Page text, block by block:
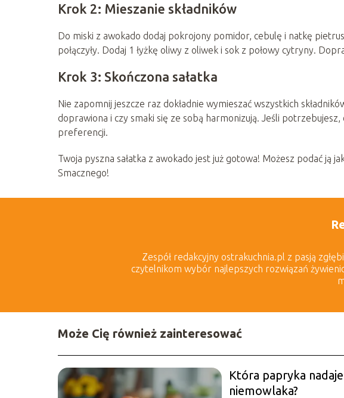
Krok 2: Mieszanie składników
Do miski z awokado dodaj pokrojony pomidor, cebulę i natkę
połączyły. Dodaj 1 łyżkę oliwy z oliwek i sok z połowy cytryny.
Krok 3: Skończona sałatka
Nie zapomnij jeszcze raz dokładnie wymieszać wszystkich
doprawiona i czy smaki się ze sobą harmonizują. Jeśli potrzebujesz,
preferencji.
Twoja pyszna sałatka z awokado jest już gotowa! Możesz podać ją
Smacznego!
Zespół redakcyjny ostrakuchnia.pl z pasją
czytelnikom wybór najlepszych rozwiązań
Może Cię również zainteresować
Która papryka
niemowlaka?